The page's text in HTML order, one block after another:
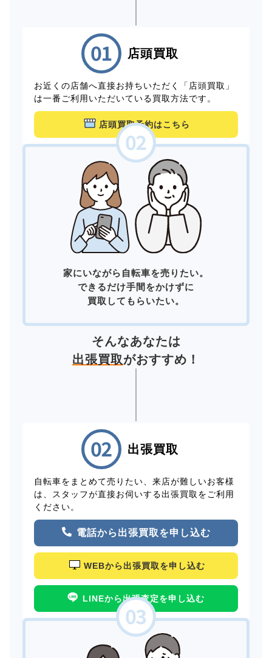
店頭買取
お近くの店舗へ直接お持ちいただく「店頭買取」
は一番ご利用いただいている買取方法です。
店頭買取予約はこちら
家にいながら自転車を売りたい。
できるだけ手間をかけずに
買取してもらいたい。
そんなあなたは
出張買取がおすすめ！
出張買取
自転車をまとめて売りたい、来店が難しいお客様
は、スタッフが直接お伺いする出張買取をご利用
ください。
電話から出張買取を申し込む
WEBから出張買取を申し込む
LINEから出張査定を申し込む